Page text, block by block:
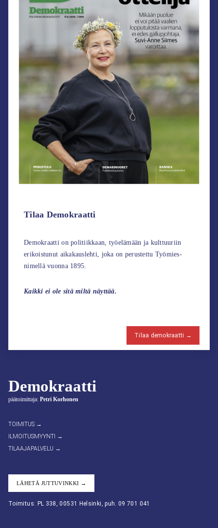
Demokraatti
päätoimittaja: Petri Korhonen
TOIMITUS →
ILMOITUSMYYNTI →
TILAAJAPALVELU →
LÄHETÄ JUTTUVINKKI →
Toimitus: PL 338, 00531 Helsinki, puh. 09 701 041
Tilaa Demokraatti
Demokraatti on politiikkaan, työelämään ja kulttuuriin
erikoistunut aikakauslehti, joka on perustettu Työmies-
nimellä vuonna 1895.
Kaikki ei ole sitä miltä näyttää.
Tilaa demokraatti →